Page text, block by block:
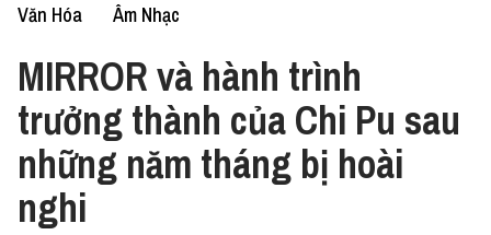
Văn Hóa Âm Nhạc
MIRROR và hành trình
trưởng thành của Chi Pu sau
những năm tháng bị hoài
nghi